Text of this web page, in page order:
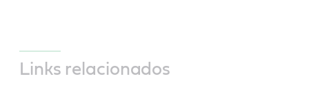
Links relacionados